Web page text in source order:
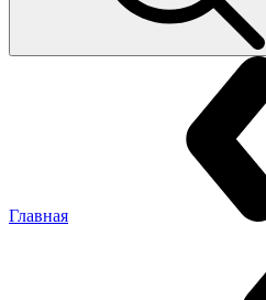
Главная